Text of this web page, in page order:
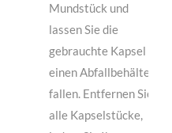
Mundstück und
lassen Sie die
gebrauchte Kapsel in
einen Abfallbehälter
fallen. Entfernen Sie
alle Kapselstücke,